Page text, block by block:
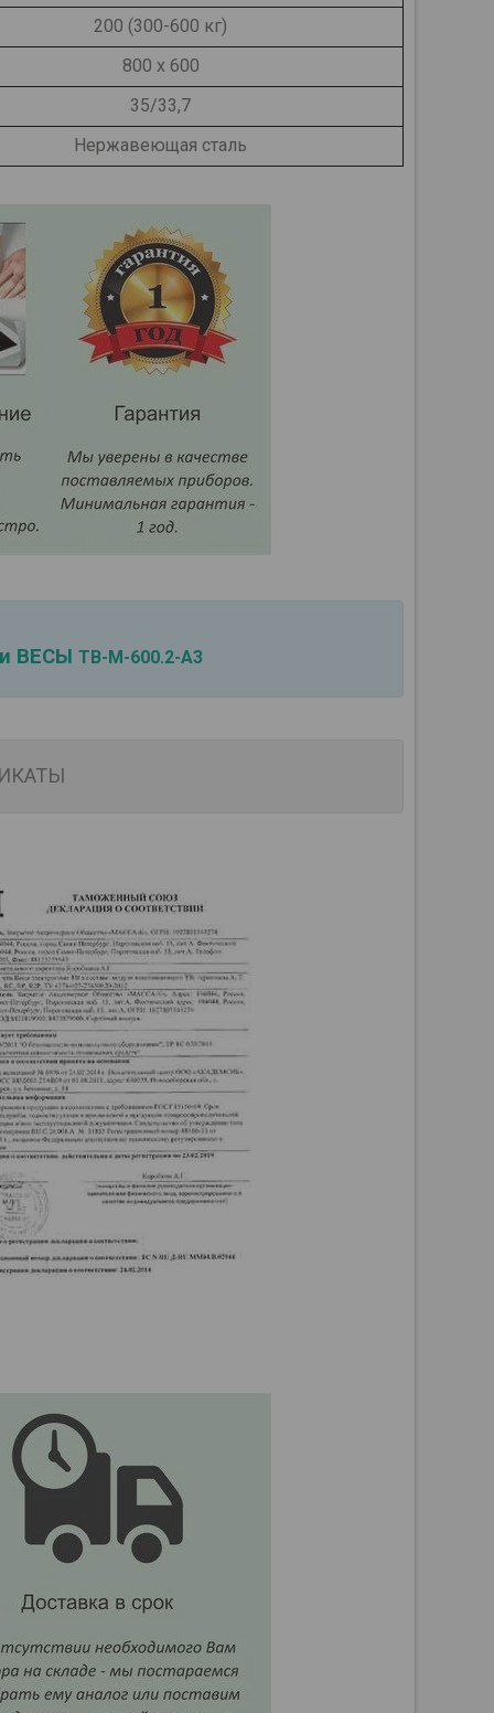
200 (300-600 кг)
800 x 600
35/33,7
Нержавеющая сталь
ВЕСЫ ТВ-М-600.2-А3